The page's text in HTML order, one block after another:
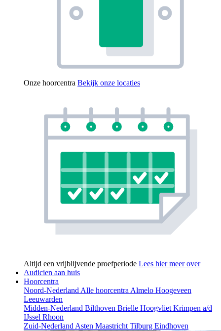
Onze hoorcentra Bekijk onze locaties
Altijd een vrijblijvende proefperiode Lees hier meer over
Audicien aan huis
Hoorcentra
Noord-NederlandAlle hoorcentraAlmelo Hoogeveen
Leeuwarden
Midden-Nederland Bilthoven Brielle HoogvlietKrimpen a/d
IJssel Rhoon
Zuid-NederlandAsten MaastrichtTilburg Eindhoven